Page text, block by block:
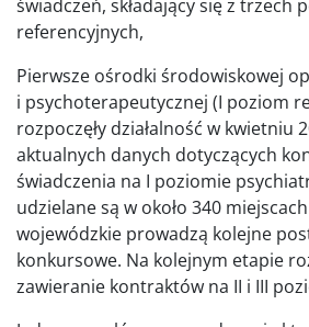
świadczeń, składający się z trzech
referencyjnych,
Pierwsze ośrodki środowiskowej
i psychoterapeutycznej (I poziom
rozpoczęły działalność w kwietniu
aktualnych danych dotyczących
świadczenia na I poziomie
udzielane są w około 340
wojewódzkie prowadzą kolejne
konkursowe. Na kolejnym etapie
zawieranie kontraktów na II i III